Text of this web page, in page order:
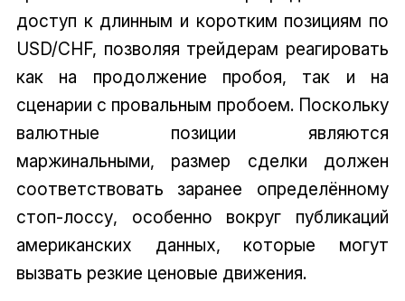
доступ к длинным и коротким позициям по
USD/CHF, позволяя трейдерам реагировать
как на продолжение пробоя, так и на
сценарии с провальным пробоем. Поскольку
валютные позиции являются
маржинальными, размер сделки должен
соответствовать заранее определённому
стоп-лоссу, особенно вокруг публикаций
американских данных, которые могут
вызвать резкие ценовые движения.